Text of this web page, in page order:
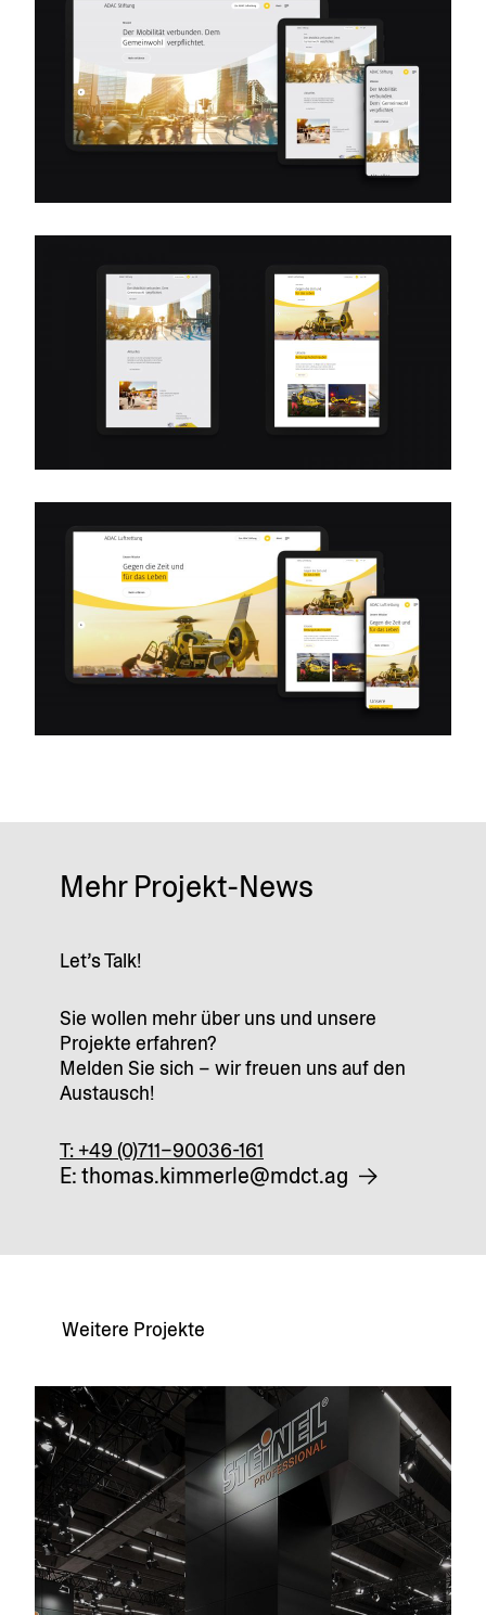
Mehr Projekt-News
Let’s Talk!
Sie wollen mehr über uns und unsere
Projekte erfahren?
Melden Sie sich – wir freuen uns auf den
Austausch!
T: +49 (0)711–90036-161
E: thomas.kimmerle@mdct.ag
Weitere Projekte